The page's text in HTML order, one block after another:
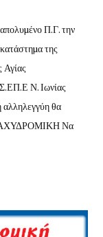
Π.Γ. την
της
Αγίας
Ν. Ιωνίας
αλληλεγγύη θα
Να